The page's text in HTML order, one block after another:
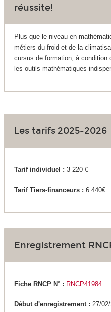
réussite!
Plus que le niveau en
métiers du froid et de la
cursus de formation, à condition
les outils mathématiques
Les tarifs 2025-2026
Tarif individuel : 3 220 €
Tarif Tiers-financeurs : 6 440€
Enregistrement
Fiche RNCP N° : RNCP41984
Début d'enregistrement : 27/